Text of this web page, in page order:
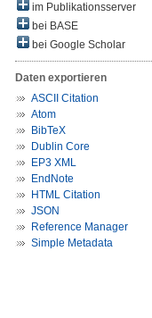
im Publikationsserver
bei BASE
bei Google Scholar
Daten exportieren
ASCII Citation
Atom
BibTeX
Dublin Core
EP3 XML
EndNote
HTML Citation
JSON
Reference Manager
Simple Metadata